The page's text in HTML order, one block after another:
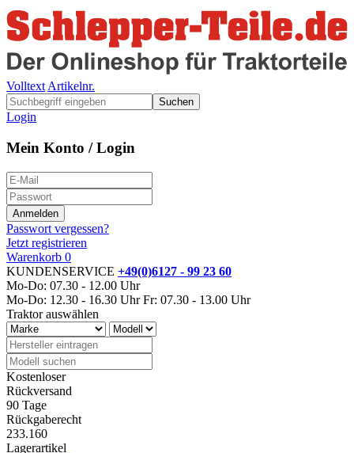
Volltext Artikelnr.
Suchen
Login
Mein Konto / Login
Passwort vergessen?
Jetzt registrieren
Warenkorb 0
KUNDENSERVICE +49(0)6127 - 99 23 60
Mo-Do: 07.30 - 12.00 Uhr
Mo-Do: 12.30 - 16.30 Uhr Fr: 07.30 - 13.00 Uhr
Traktor auswählen
Kostenloser
Rückversand
90 Tage
Rückgaberecht
233.160
Lagerartikel